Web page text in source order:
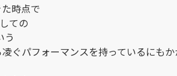
時点で
ての
う
ぐパフォーマンスを持っているにもか